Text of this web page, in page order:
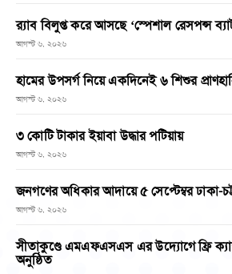
র‌্যাব বিলুপ্ত করে আসছে ‘স্পেশাল রেসপন্স
আগস্ট ৬, ২০২৬
হামের উপসর্গ নিয়ে একদিনেই ৬ শিশুর
আগস্ট ৬, ২০২৬
৩ কোটি টাকার ইয়াবা উদ্ধার পটিয়ায়
আগস্ট ৬, ২০২৬
জনগণের অধিকার আদায়ে ৫ সেপ্টেম্বর ঢাকা-
আগস্ট ৬, ২০২৬
সীতাকুণ্ডে এমএফএসএস এর উদ্যোগে ফ্রি
অনুষ্ঠিত